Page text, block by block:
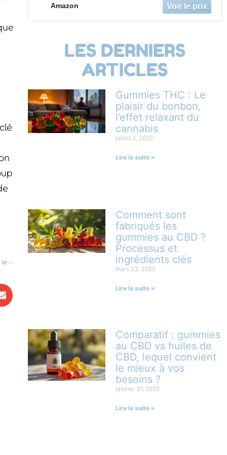
--
Zinc, Vitamines B8, C, B6 – Cure 1 Mois
Amazon
LES DERNIERS
ARTICLES
Gummies THC : Le
plaisir du bonbon,
l’effet relaxant du
cannabis
juillet 2, 2025
Lire la suite »
Comment sont
fabriqués les
gummies au CBD ?
Processus et
ingrédients clés
mars 23, 2025
Lire la suite »
Comparatif : gummies
au CBD vs huiles de
CBD, lequel convient
le mieux à vos
besoins ?
janvier 31, 2025
Lire la suite »